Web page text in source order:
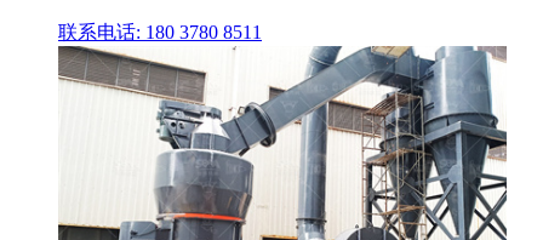
联系电话: 180 3780 8511